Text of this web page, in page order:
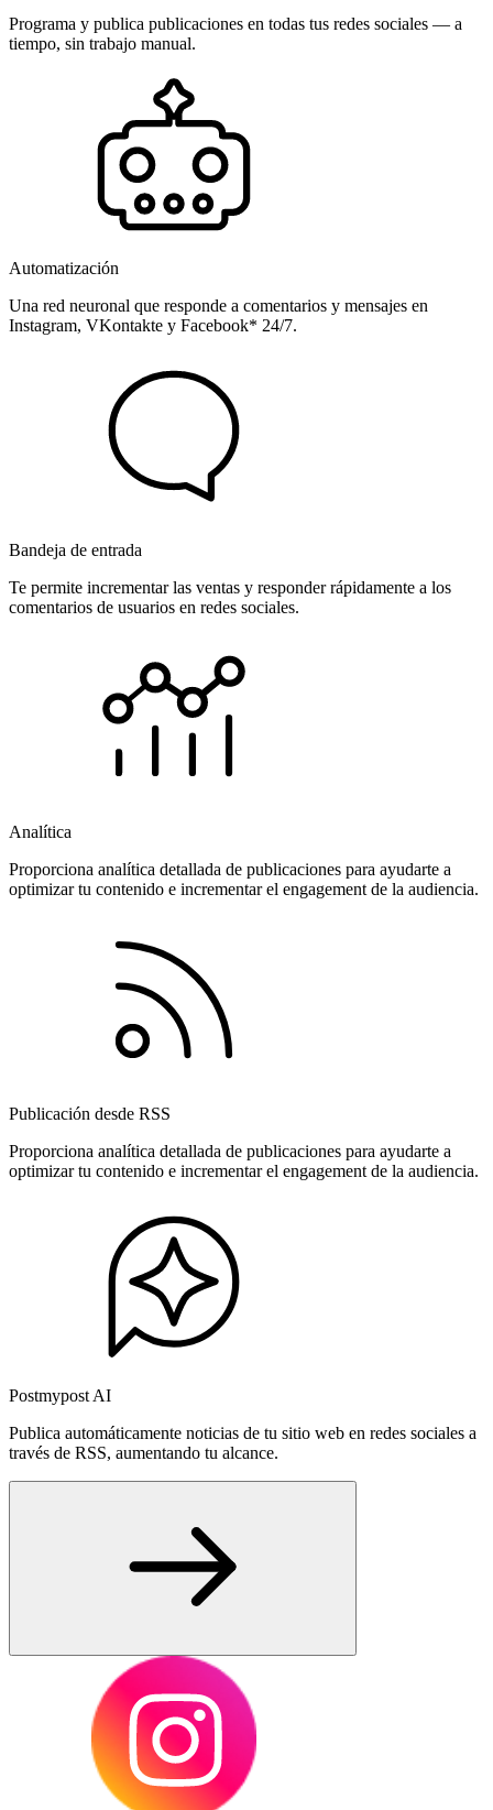
Programa y publica publicaciones en todas tus redes sociales — a
tiempo, sin trabajo manual.
Automatización
Una red neuronal que responde a comentarios y mensajes en
Instagram, VKontakte y Facebook* 24/7.
Bandeja de entrada
Te permite incrementar las ventas y responder rápidamente a los
comentarios de usuarios en redes sociales.
Analítica
Proporciona analítica detallada de publicaciones para ayudarte a
optimizar tu contenido e incrementar el engagement de la audiencia.
Publicación desde RSS
Proporciona analítica detallada de publicaciones para ayudarte a
optimizar tu contenido e incrementar el engagement de la audiencia.
Postmypost AI
Publica automáticamente noticias de tu sitio web en redes sociales a
través de RSS, aumentando tu alcance.